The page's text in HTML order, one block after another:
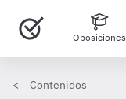
Oposiciones
Contenidos